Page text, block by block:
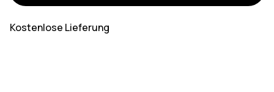
Kostenlose Lieferung